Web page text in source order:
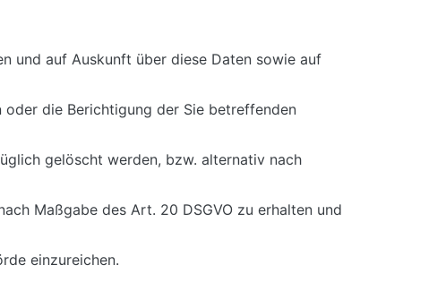
und auf Auskunft über diese Daten sowie auf
oder die Berichtigung der Sie betreffenden
gelöscht werden, bzw. alternativ nach
Maßgabe des Art. 20 DSGVO zu erhalten und
einzureichen.